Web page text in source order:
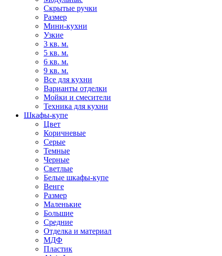
Скрытые ручки
Размер
Мини-кухни
Узкие
3 кв. м.
5 кв. м.
6 кв. м.
9 кв. м.
Все для кухни
Варианты отделки
Мойки и смесители
Техника для кухни
Шкафы-купе
Цвет
Коричневые
Серые
Темные
Черные
Светлые
Белые шкафы-купе
Венге
Размер
Маленькие
Большие
Средние
Отделка и материал
МДФ
Пластик